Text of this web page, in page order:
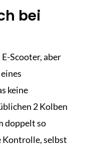
bei
Scooter, aber
keine
2 Kolben
doppelt so
Kontrolle, selbst